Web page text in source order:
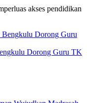
akses pendidikan
Dorong Guru TK